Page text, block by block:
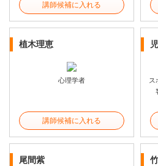
講師候補に入れる
植木理恵
心理学者
講師候補に入れる
ス
尾間紫